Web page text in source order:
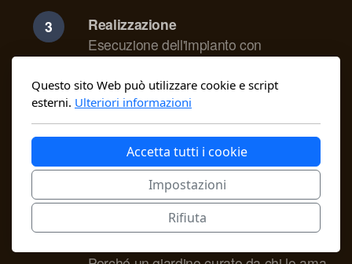
Realizzazione
Esecuzione dell'impianto con
Dalla preparazione del suolo alla messa
a dimora delle piante, fino ai primi
interventi di gestione.
Formazione
Corsi personalizzati per chi vuole
comprendere il proprio giardino
sensoriale e imparare a gestirlo con
Questo sito Web può utilizzare cookie e script
esterni. Ulteriori informazioni
Accetta tutti i cookie
Impostazioni
Rifiuta